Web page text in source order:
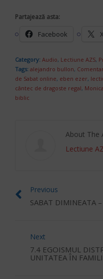
Partajează asta:
Facebook X
Category: Audio, Lectiune AZS,
Tags: alejandro bullon,
de Sabat online, eben ezer,
cântec de dragoste regal,
biblic
About The
Lectiune
Previous
SABAT DIMINEATA
Next
7.4 EGOISMUL
UNITATEA ÎN